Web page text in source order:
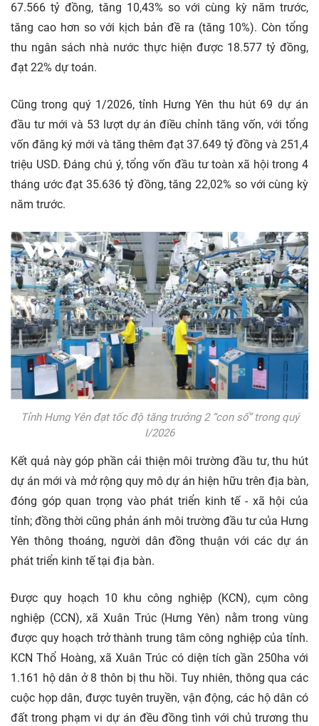
67.566 tỷ đồng, tăng 10,43% so với cùng kỳ năm trước,
tăng cao hơn so với kịch bản đề ra (tăng 10%). Còn tổng
thu ngân sách nhà nước thực hiện được 18.577 tỷ đồng,
đạt 22% dự toán.
Cũng trong quý 1/2026, tỉnh Hưng Yên thu hút 69 dự án
đầu tư mới và 53 lượt dự án điều chỉnh tăng vốn, với tổng
vốn đăng ký mới và tăng thêm đạt 37.649 tỷ đồng và 251,4
triệu USD. Đáng chú ý, tổng vốn đầu tư toàn xã hội trong 4
tháng ước đạt 35.636 tỷ đồng, tăng 22,02% so với cùng kỳ
năm trước.
Tỉnh Hưng Yên đạt tốc độ tăng trưởng 2 “con số” trong quý
I/2026
Kết quả này góp phần cải thiện môi trường đầu tư, thu hút
dự án mới và mở rộng quy mô dự án hiện hữu trên địa bàn,
đóng góp quan trọng vào phát triển kinh tế - xã hội của
tỉnh; đồng thời cũng phản ánh môi trường đầu tư của Hưng
Yên thông thoáng, người dân đồng thuận với các dự án
phát triển kinh tế tại địa bàn.
Được quy hoạch 10 khu công nghiệp (KCN), cụm công
nghiệp (CCN), xã Xuân Trúc (Hưng Yên) nằm trong vùng
được quy hoạch trở thành trung tâm công nghiệp của tỉnh.
KCN Thổ Hoàng, xã Xuân Trúc có diện tích gần 250ha với
1.161 hộ dân ở 8 thôn bị thu hồi. Tuy nhiên, thông qua các
cuộc họp dân, được tuyên truyền, vận động, các hộ dân có
đất trong phạm vi dự án đều đồng tình với chủ trương thu